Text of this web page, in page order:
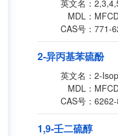
英文名：
MDL：
CAS号： 771-
2-异丙基苯硫酚
英文名： 2-
MDL：
CAS号：
1,9-壬二硫醇